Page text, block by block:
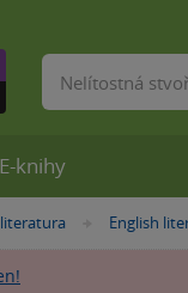
»
English
E-knihy
Vyhledávání